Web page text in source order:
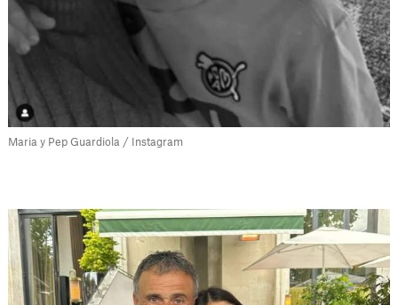
Maria y Pep Guardiola / Instagram